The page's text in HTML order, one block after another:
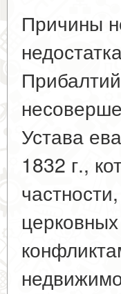
Причины
Устава
1832 г.,